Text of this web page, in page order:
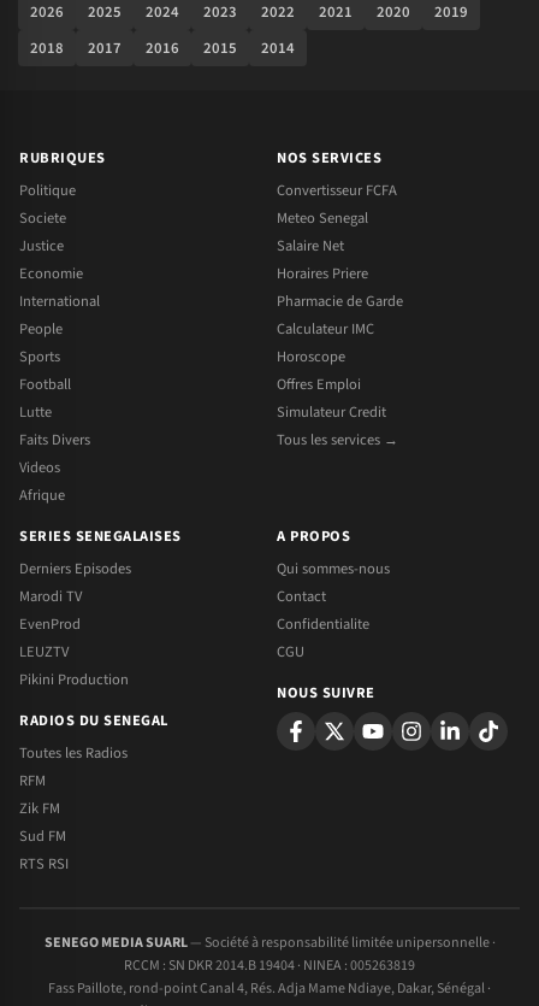
2026 2025 2024 2023 2022 2021 2020
2019
2018
2017 2016 2015 2014
RUBRIQUES
Politique
Societe
Justice
Economie
International
People
Sports
Football
Lutte
Faits Divers
Videos
Afrique
NOS SERVICES
Convertisseur FCFA
Meteo Senegal
Salaire Net
Horaires Priere
Pharmacie de Garde
Calculateur IMC
Horoscope
Offres Emploi
Simulateur Credit
Tous les services →
SERIES SENEGALAISES
Derniers Episodes
Marodi TV
EvenProd
LEUZTV
Pikini Production
RADIOS DU SENEGAL
Toutes les Radios
RFM
Zik FM
Sud FM
RTS RSI
A PROPOS
Qui sommes-nous
Contact
Confidentialite
CGU
NOUS SUIVRE
SENEGO MEDIA SUARL— Société à responsabilité limitée unipersonnelle ·
RCCM : SN DKR 2014.B 19404 · NINEA : 005263819
Fass Paillote, rond-point Canal 4, Rés. Adja Mame Ndiaye, Dakar, Sénégal ·